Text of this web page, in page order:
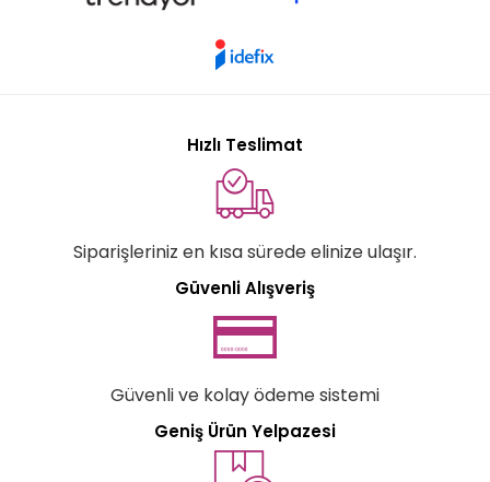
Hızlı Teslimat
Siparişleriniz en kısa sürede elinize ulaşır.
Güvenli Alışveriş
Güvenli ve kolay ödeme sistemi
Geniş Ürün Yelpazesi